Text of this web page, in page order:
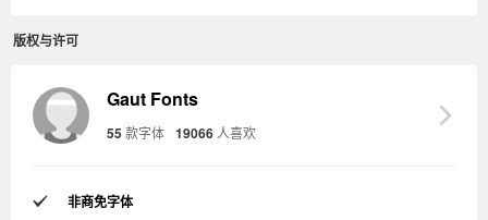
版权与许可
Gaut Fonts
55 款字体 19066 人喜欢
非商免字体